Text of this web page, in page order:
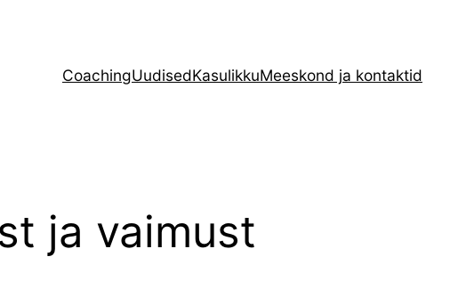
CoachingUudisedKasulikkuMeeskond ja kontaktid
ja vaimust